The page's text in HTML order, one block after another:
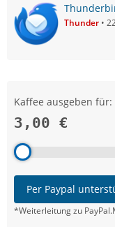
Thunder
Kaffee ausgeben für:
3,00 €
Per Paypal
*Weiterleitung zu